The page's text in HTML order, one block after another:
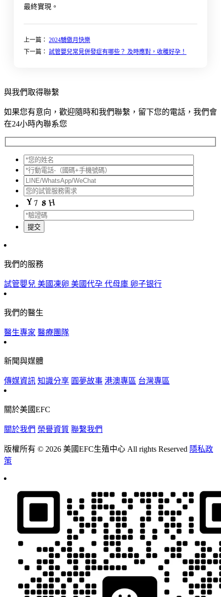
最終實現。
上一篇： 2024驕傲月快樂
下一篇： 試管嬰兒常見併發症有哪些？ 及時應對，收穫好孕！
與我們取得聯繫
如果您有意向，歡迎隨時和我們聯繫，留下您的電話，我們會
在24小時內聯系您
提交
我們的服務
試管嬰兒 美國凍卵 美國代孕 代母庫 卵子银行
我們的醫生
醫生專家 醫療團隊
新聞與媒體
傳媒資訊 知識分享 圓夢故事 港澳專區 台灣專區
關於美國EFC
關於我們 榮譽資質 聯繫我們
版權所有 © 2026 美國EFC生殖中心 All rights Reserved 隱私政
策